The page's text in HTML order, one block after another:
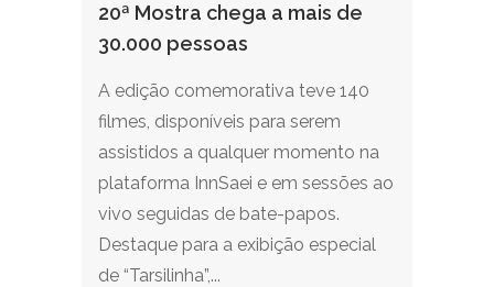
20ª Mostra chega a mais de
30.000 pessoas
A edição comemorativa teve 140
filmes, disponíveis para serem
assistidos a qualquer momento na
plataforma InnSaei e em sessões ao
vivo seguidas de bate-papos.
Destaque para a exibição especial
de “Tarsilinha”,...